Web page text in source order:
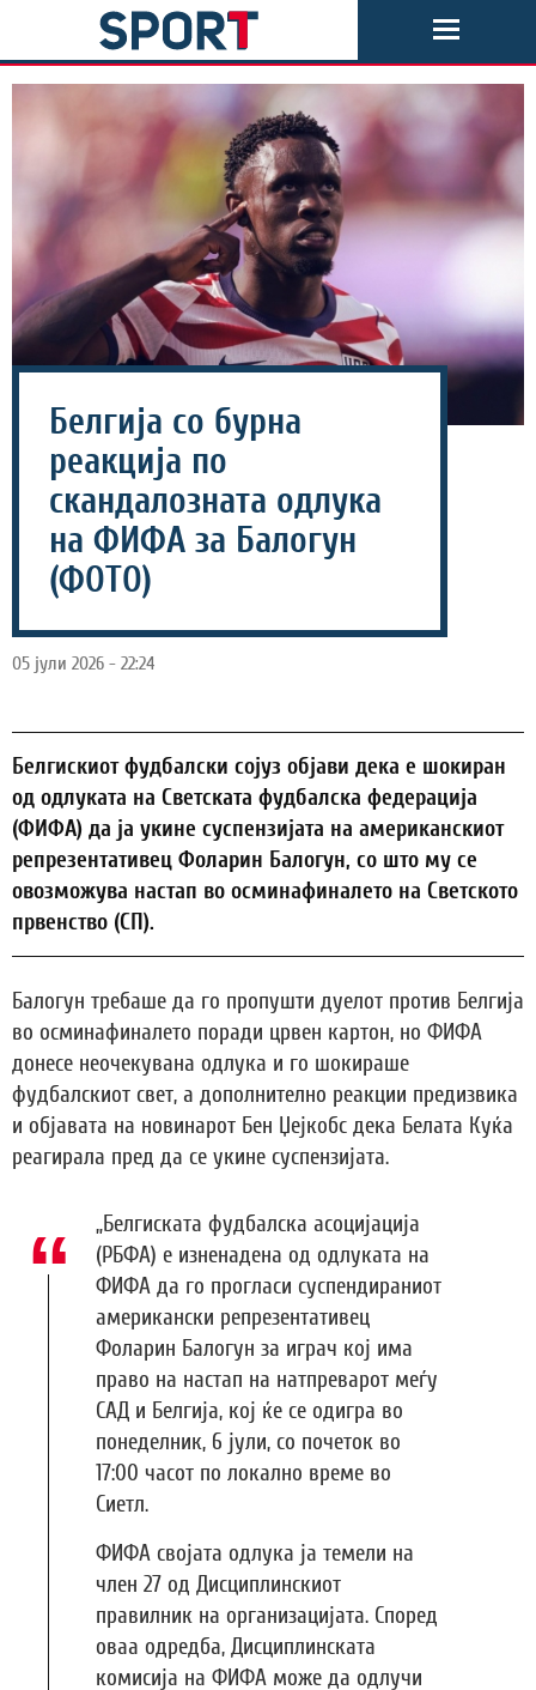
Белгија со бурна
реакција по
скандалозната одлука
на ФИФА за Балогун
(ФОТО)
05 јули 2026 - 22:24
Белгискиот фудбалски сојуз објави дека е шокиран
од одлуката на Светската фудбалска федерација
(ФИФА) да ја укине суспензијата на американскиот
репрезентативец Фоларин Балогун, со што му се
овозможува настап во осминафиналето на Светското
првенство (СП).
Балогун требаше да го пропушти дуелот против Белгија
во осминафиналето поради црвен картон, но ФИФА
донесе неочекувана одлука и го шокираше
фудбалскиот свет, а дополнително реакции предизвика
и објавата на новинарот Бен Џејкобс дека Белата Куќа
реагирала пред да се укине суспензијата.
„Белгиската фудбалска асоцијација
(РБФА) е изненадена од одлуката на
ФИФА да го прогласи суспендираниот
американски репрезентативец
Фоларин Балогун за играч кој има
право на настап на натпреварот меѓу
САД и Белгија, кој ќе се одигра во
понеделник, 6 јули, со почеток во
17:00 часот по локално време во
Сиетл.
ФИФА својата одлука ја темели на
член 27 од Дисциплинскиот
правилник на организацијата. Според
оваа одредба, Дисциплинската
комисија на ФИФА може да одлучи